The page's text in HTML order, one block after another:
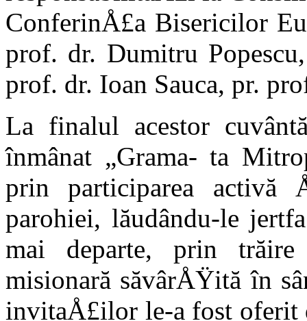
ConferinÅ£a Bisericilor
prof. dr. Dumitru
prof. dr. Ioan Sauca, pr.
La finalul acestor
înmânat „Grama- ta
prin participarea activă
parohiei, lăudându-le
mai departe, prin
misionară săvârÅŸită în
invitaÅ£ilor le-a fost oferit